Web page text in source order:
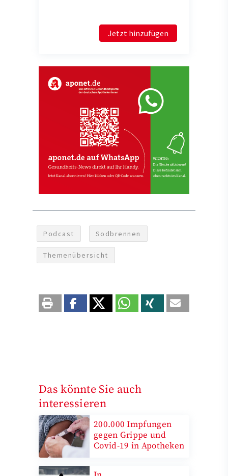
Jetzt hinzufügen
Podcast Sodbrennen
Themenübersicht
Das könnte Sie auch
interessieren
200.000 Impfungen
gegen Grippe und
Covid-19 in Apotheken